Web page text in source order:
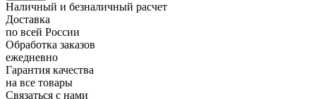
Наличный и безналичный расчет
Доставка
по всей России
Обработка заказов
ежедневно
Гарантия качества
на все товары
Связаться с нами